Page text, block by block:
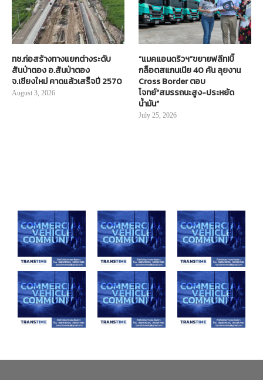
ทช.ก่อสร้างทางแยกต่างระดับ
สันป่าตอง อ.สันป่าตอง
จ.เชียงใหม่ คาดแล้วเสร็จปี 2570
August 3, 2026
“แมคแอนดริวฯ”ขยายฟลีท!บิ๊
กล็อตสแกนเนีย 40 คัน ลุยงาน
Cross Border ตอบ
โจทย์“สมรรถนะสูง-ประหยัด
น้ำมัน”
July 25, 2026